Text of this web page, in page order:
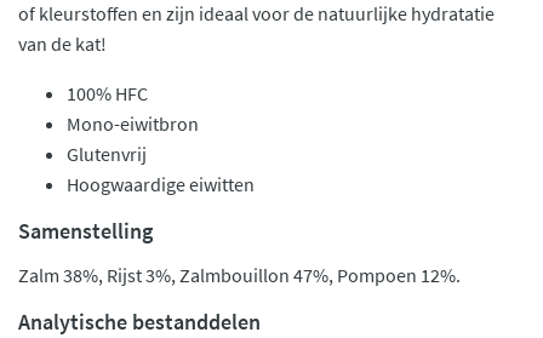
of kleurstoffen en zijn ideaal voor de natuurlijke hydratatie
van de kat!
100% HFC
Mono-eiwitbron
Glutenvrij
Hoogwaardige eiwitten
Samenstelling
Zalm 38%, Rijst 3%, Zalmbouillon 47%, Pompoen 12%.
Analytische bestanddelen